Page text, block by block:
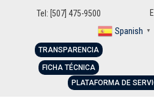
Tel: [507] 475-9500
Spanish ▼
TRANSPARENCIA
FICHA TÉCNICA
PLATAFORMA DE